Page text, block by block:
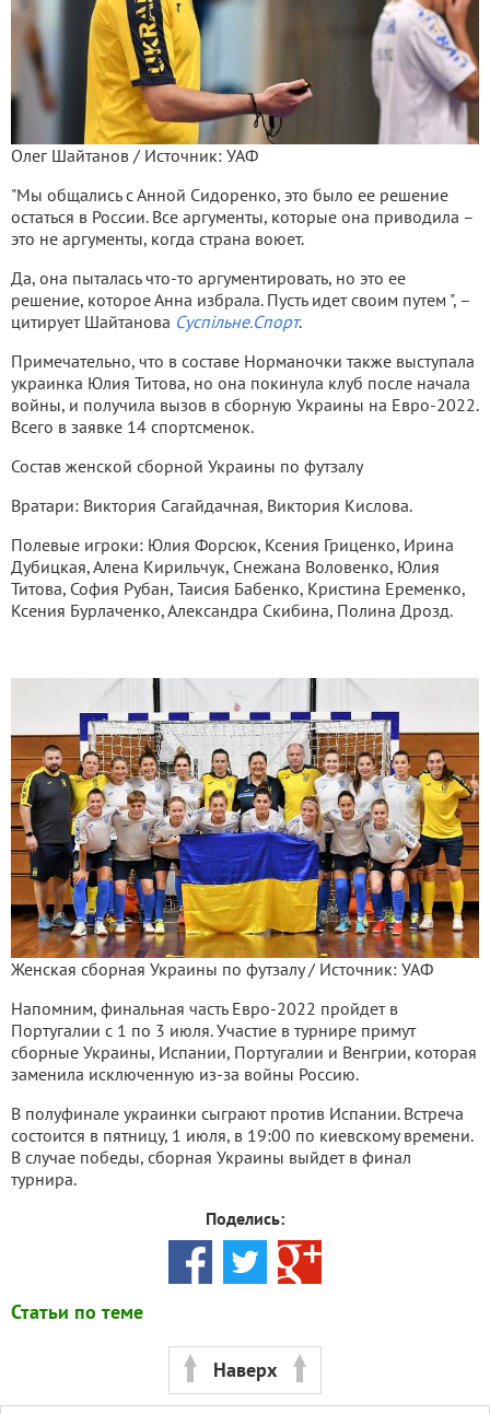
Олег Шайтанов / Источник: УАФ
"Мы общались с Анной Сидоренко, это было ее решение
остаться в России. Все аргументы, которые она приводила –
это не аргументы, когда страна воюет.
Да, она пыталась что-то аргументировать, но это ее
решение, которое Анна избрала. Пусть идет своим путем ", –
цитирует Шайтанова Суспільне.Спорт.
Примечательно, что в составе Норманочки также выступала
украинка Юлия Титова, но она покинула клуб после начала
войны, и получила вызов в сборную Украины на Евро-2022.
Всего в заявке 14 спортсменок.
Состав женской сборной Украины по футзалу
Вратари: Виктория Сагайдачная, Виктория Кислова.
Полевые игроки: Юлия Форсюк, Ксения Гриценко, Ирина
Дубицкая, Алена Кирильчук, Снежана Воловенко, Юлия
Титова, София Рубан, Таисия Бабенко, Кристина Еременко,
Ксения Бурлаченко, Александра Скибина, Полина Дрозд.
Женская сборная Украины по футзалу / Источник: УАФ
Напомним, финальная часть Евро-2022 пройдет в
Португалии с 1 по 3 июля. Участие в турнире примут
сборные Украины, Испании, Португалии и Венгрии, которая
заменила исключенную из-за войны Россию.
В полуфинале украинки сыграют против Испании. Встреча
состоится в пятницу, 1 июля, в 19:00 по киевскому времени.
В случае победы, сборная Украины выйдет в финал
турнира.
Поделись:
Статьи по теме
Наверх